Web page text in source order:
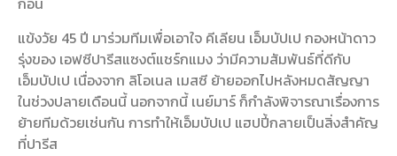
แข้งวัย 45 ปี มาร่วมทีมเพื่อเอาใจ คีเลียน เอ็มบัปเป กองหน้าดาว
รุ่งของ เอฟซีปารีสแซงต์แชร์กแมง ว่ามีความสัมพันธ์ที่ดีกับ
เอ็มบัปเป เนื่องจาก ลิโอเนล เมสซี ย้ายออกไปหลังหมดสัญญา
ในช่วงปลายเดือนนี้ นอกจากนี้ เนย์มาร์ ก็กำลังพิจารณาเรื่องการ
ย้ายทีมด้วยเช่นกัน การทำให้เอ็มบัปเป แฮปปี้กลายเป็นสิ่งสำคัญ
ที่ปารีส